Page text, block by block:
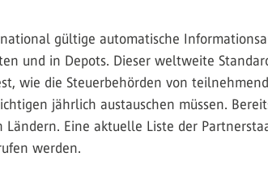
gültige automatische
und in Depots. Dieser weltweite
wie die Steuerbehörden von
jährlich austauschen müssen.
Ländern. Eine aktuelle Liste der
werden.